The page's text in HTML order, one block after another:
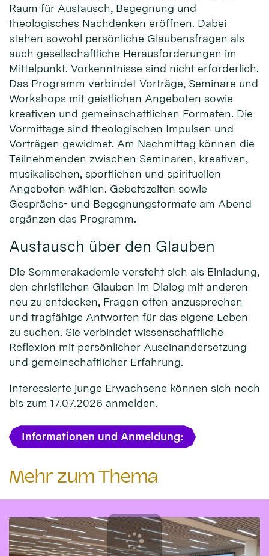
Raum für Austausch, Begegnung und
theologisches Nachdenken eröffnen. Dabei
stehen sowohl persönliche Glaubensfragen als
auch gesellschaftliche Herausforderungen im
Mittelpunkt. Vorkenntnisse sind nicht erforderlich.
Das Programm verbindet Vorträge, Seminare und
Workshops mit geistlichen Angeboten sowie
kreativen und gemeinschaftlichen Formaten. Die
Vormittage sind theologischen Impulsen und
Vorträgen gewidmet. Am Nachmittag können die
Teilnehmenden zwischen Seminaren, kreativen,
musikalischen, sportlichen und spirituellen
Angeboten wählen. Gebetszeiten sowie
Gesprächs- und Begegnungsformate am Abend
ergänzen das Programm.
Austausch über den Glauben
Die Sommerakademie versteht sich als Einladung,
den christlichen Glauben im Dialog mit anderen
neu zu entdecken, Fragen offen anzusprechen
und tragfähige Antworten für das eigene Leben
zu suchen. Sie verbindet wissenschaftliche
Reflexion mit persönlicher Auseinandersetzung
und gemeinschaftlicher Erfahrung.
Interessierte junge Erwachsene können sich noch
bis zum 17.07.2026 anmelden.
Informationen und Anmeldung:
Mehr zum Thema